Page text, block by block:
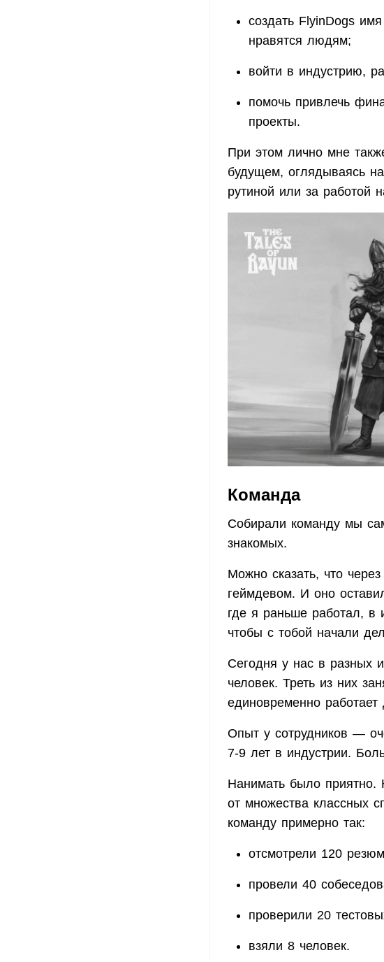
создать FlyinDogs
нравятся людям;
войти в индустрию,
помочь привлечь
проекты.
При этом лично мне
будущем, оглядываясь
рутиной или за работой
Команда
Собирали команду мы
знакомых.
Можно сказать, что
геймдевом. И оно
где я раньше работал, в
чтобы с тобой начали
Сегодня у нас в разных
человек. Треть из них
единовременно
Опыт у сотрудников —
7-9 лет в индустрии.
Нанимать было приятно.
от множества классных
команду примерно так:
отсмотрели 120
провели 40
проверили 20
взяли 8 человек.